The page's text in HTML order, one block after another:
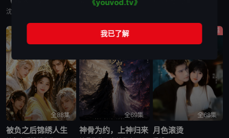
全88集
被负之后锦绣人生
全69集
神骨为约，上神归来
穿越
全68集
月色滚烫
《youvod.tv》